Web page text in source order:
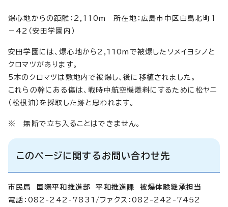
爆心地からの距離：2,110m 所在地：広島市中区白島北町1
－42（安田学園内）
安田学園には、爆心地から2,110mで被爆したソメイヨシノと
クロマツがあります。
5本のクロマツは敷地内で被爆し、後に移植されました。
これらの幹にある傷は、戦時中航空機燃料にするために松ヤニ
（松根油）を採取した跡と思われます。
※ 無断で立ち入ることはできません。
このページに関するお問い合わせ先
市民局 国際平和推進部 平和推進課 被爆体験継承担当
電話：082-242-7831/ファクス：082-242-7452